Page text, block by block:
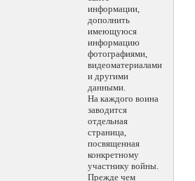
информации,
дополнить
имеющуюся
информацию
фотографиями,
видеоматериалами
и другими
данными.
На каждого воина
заводится
отдельная
страница,
посвященная
конкретному
участнику войны.
Прежде чем